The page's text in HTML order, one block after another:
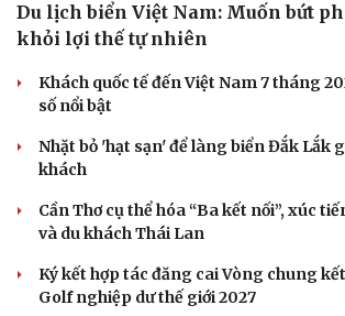
Du lịch biển Việt Nam: Muốn bứt
khỏi lợi thế tự nhiên
Khách quốc tế đến Việt Nam 7 tháng
số nổi bật
Nhặt bỏ 'hạt sạn' để làng biển Đắk Lắk
khách
Cần Thơ cụ thể hóa “Ba kết nối”, xúc
và du khách Thái Lan
Ký kết hợp tác đăng cai Vòng chung
Golf nghiệp dư thế giới 2027